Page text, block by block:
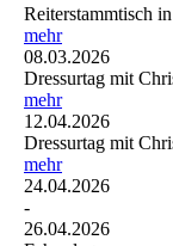
Reiterstammtisch
mehr
08.03.2026
Dressurtag mit
mehr
12.04.2026
Dressurtag mit
mehr
24.04.2026
-
26.04.2026